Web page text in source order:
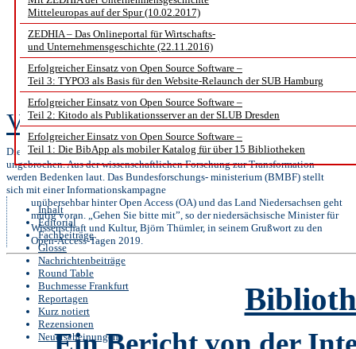
Mitteleuropas auf der Spur (10.02.2017)
ZEDHIA – Das Onlineportal für Wirtschafts-
und Unternehmensgeschichte (22.11.2016)
Erfolgreicher Einsatz von Open Source Software –
Teil 3: TYPO3 als Basis für den Website-Relaunch der SUB Hamburg
Erfolgreicher Einsatz von Open Source Software –
Teil 2: Kitodo als Publikationsserver an der SLUB Dresden
Erfolgreicher Einsatz von Open Source Software –
Teil 1: Die BibApp als mobiler Katalog für über 15 Bibliotheken
Inhalt
Editorial
Fachbeiträge
Glosse
Nachrichtenbeiträge
Round Table
Buchmesse Frankfurt
Reportagen
Kurz notiert
Rezensionen
Neuerscheinungen
und der
Vera Münch
Die Begeisterung der Pioniere der Open-Access-Bewegung ist
ungebrochen. Aus der wissenschaftlichen Forschung zur Transformation
werden Bedenken laut. Das Bundesforschungs- ministerium (BMBF) stellt
sich mit einer Informationskampagne
unübersehbar hinter Open Access (OA) und das Land Niedersachsen geht
mutig voran. „Gehen Sie bitte mit”, so der niedersächsische Minister für
Wissenschaft und Kultur, Björn Thümler, in seinem Grußwort zu den
Open-Access-Tagen 2019.